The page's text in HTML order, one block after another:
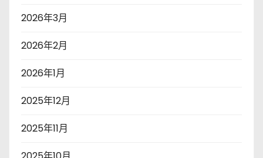
2026年3月
2026年2月
2026年1月
2025年12月
2025年11月